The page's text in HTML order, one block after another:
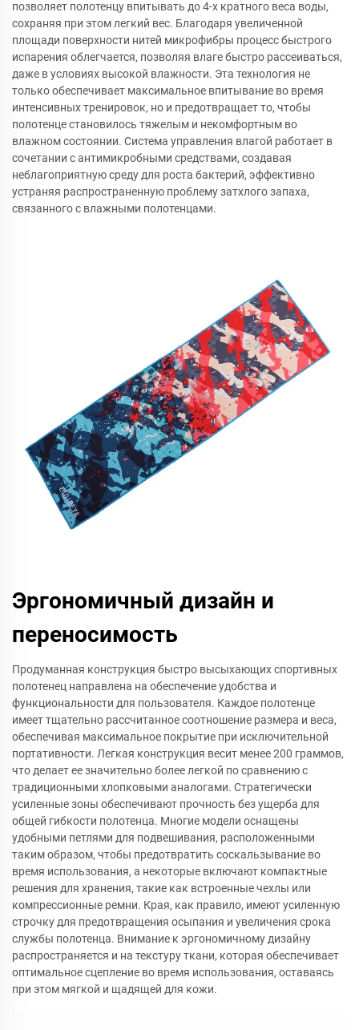
позволяет полотенцу впитывать до 4-х кратного веса воды,
сохраняя при этом легкий вес. Благодаря увеличенной
площади поверхности нитей микрофибры процесс быстрого
испарения облегчается, позволяя влаге быстро рассеиваться,
даже в условиях высокой влажности. Эта технология не
только обеспечивает максимальное впитывание во время
интенсивных тренировок, но и предотвращает то, чтобы
полотенце становилось тяжелым и некомфортным во
влажном состоянии. Система управления влагой работает в
сочетании с антимикробными средствами, создавая
неблагоприятную среду для роста бактерий, эффективно
устраняя распространенную проблему затхлого запаха,
связанного с влажными полотенцами.
Эргономичный дизайн и
переносимость
Продуманная конструкция быстро высыхающих спортивных
полотенец направлена на обеспечение удобства и
функциональности для пользователя. Каждое полотенце
имеет тщательно рассчитанное соотношение размера и веса,
обеспечивая максимальное покрытие при исключительной
портативности. Легкая конструкция весит менее 200 граммов,
что делает ее значительно более легкой по сравнению с
традиционными хлопковыми аналогами. Стратегически
усиленные зоны обеспечивают прочность без ущерба для
общей гибкости полотенца. Многие модели оснащены
удобными петлями для подвешивания, расположенными
таким образом, чтобы предотвратить соскальзывание во
время использования, а некоторые включают компактные
решения для хранения, такие как встроенные чехлы или
компрессионные ремни. Края, как правило, имеют усиленную
строчку для предотвращения осыпания и увеличения срока
службы полотенца. Внимание к эргономичному дизайну
распространяется и на текстуру ткани, которая обеспечивает
оптимальное сцепление во время использования, оставаясь
при этом мягкой и щадящей для кожи.